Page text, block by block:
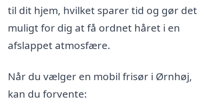
til dit hjem, hvilket sparer tid og gør det
muligt for dig at få ordnet håret i en
afslappet atmosfære.
Når du vælger en mobil frisør i Ørnhøj,
kan du forvente: